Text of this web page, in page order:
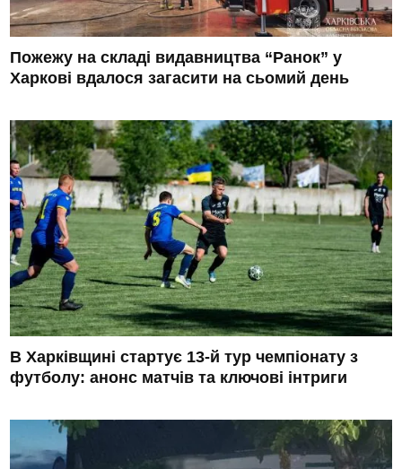
Пожежу на складі видавництва “Ранок” у
Харкові вдалося загасити на сьомий день
В Харківщині стартує 13-й тур чемпіонату з
футболу: анонс матчів та ключові інтриги